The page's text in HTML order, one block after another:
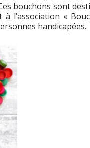
bouchons sont
l’association «
handicapées.